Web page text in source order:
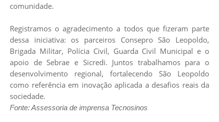
comunidade.
Registramos o agradecimento a todos que fizeram parte
dessa iniciativa: os parceiros Consepro São Leopoldo,
Brigada Militar, Polícia Civil, Guarda Civil Municipal e o
apoio de Sebrae e Sicredi. Juntos trabalhamos para o
desenvolvimento regional, fortalecendo São Leopoldo
como referência em inovação aplicada a desafios reais da
sociedade.
Fonte: Assessoria de imprensa Tecnosinos